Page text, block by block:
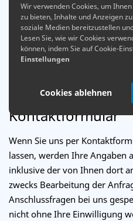
Die Erfassung dieser Daten
Abs. 1 lit. f DSGVO. Der
berechtigtes Interesse an
Darstellung und der
müssen die Server-Log-Files
Kontaktformular
Wenn Sie uns per
lassen, werden Ihre Angaben
inklusive der von Ihnen dort
zwecks Bearbeitung der
Anschlussfragen bei uns
nicht ohne Ihre Einwilligung
Wir verwenden Cookies, um
zu bieten, Inhalte und Anzeigen
soziale Medien bereitzustellen
Lesen Sie, wie wir Cookies
können, indem Sie auf Cookie-
Einstellungen
Cookies ablehnen